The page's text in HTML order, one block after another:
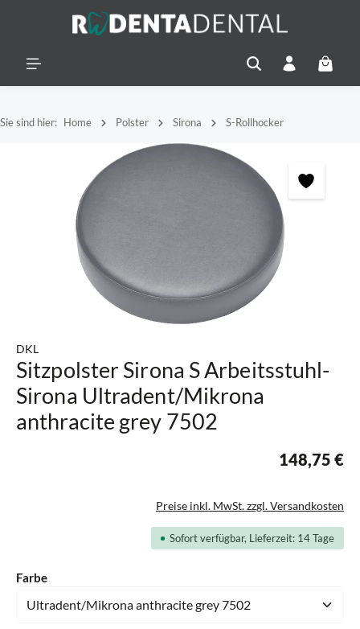
Sie sind hier: Home Polster Sirona S-Rollhocker
Bildergalerie überspringen
DKL
Sitzpolster Sirona S Arbeitsstuhl-
Sirona Ultradent/Mikrona
anthracite grey 7502
148,75 €
Preise inkl. MwSt. zzgl. Versandkosten
Sofort verfügbar, Lieferzeit: 14 Tage
Farbeauswählen